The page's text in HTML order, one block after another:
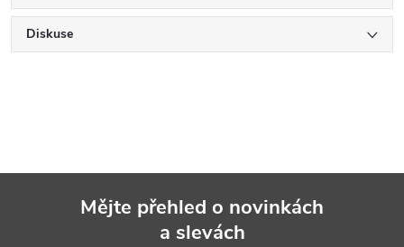
Diskuse
Mějte přehled o novinkách
a slevách